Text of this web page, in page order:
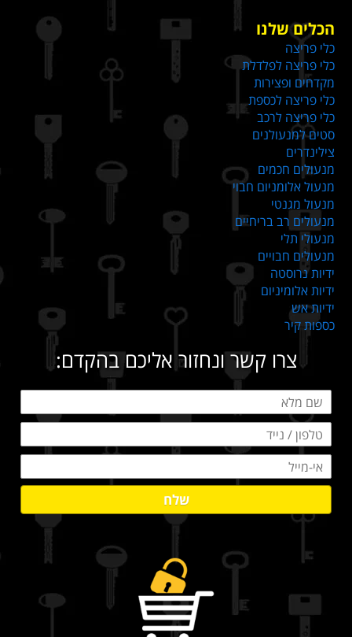
הכלים שלנו
כלי פריצה
כלי פריצה לפלדלת
מקדחים ופצירות
כלי פריצה לכספת
כלי פריצה לרכב
סטים למנעולנים
צילינדרים
מנעולים חכמים
מנעול אלומניום חבוי
מנעול מגנטי
מנעולים רב בריחיים
מנעולי תלי
מנעולים חבויים
ידיות נרוסטה
ידיות אלומיניום
ידיות אש
כספות קיר
צרו קשר ונחזור אליכם בהקדם:
שלח